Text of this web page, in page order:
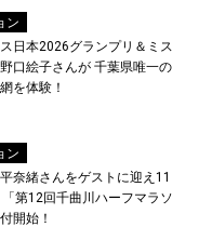
ン
日本2026グランプリ＆ミス
口絵子さんが 千葉県唯一の
を体験！
ン
奈緒さんをゲストに迎え11
第12回千曲川ハーフマラソ
開始！